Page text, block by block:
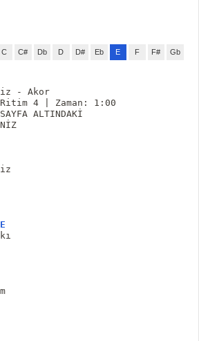
C C# Db D D# Eb E F F# Gb
- Akor
4 | Zaman: 1:00
ALTINDAKİ
E